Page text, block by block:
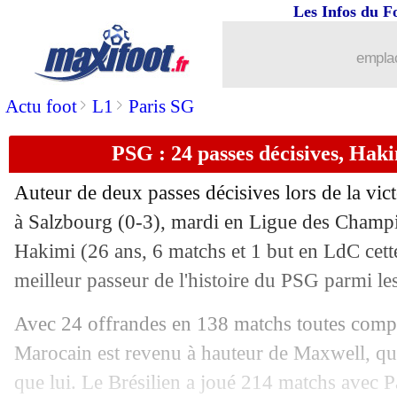
Actu foot> L1 > Paris SG
Les Infos du
PSG : 24 passes décisives,
Auteur de deux passes décisives lors de la
à Salzbourg (0-3), mardi en Ligue des
Hakimi (26 ans, 6 matchs et 1 but en LdC
meilleur passeur de l'histoire du PSG parmi
Avec 24 offrandes en 138 matchs toutes
Marocain est revenu à hauteur de Maxwell,
que lui. Le Brésilien a joué 214 matchs avec
Lyon: Cherki ne pense qu'à prendre
11/12 CdM: les pays hôtes de 2030 et 2034
11/12 Real: Leverkusen refroidi par Güler
11/12 LdC (U19) : Monaco battu mais
11/12 LdC (U19) : le nul de Lille élimine le
11/12 Chelsea: Estevão n'a pas peur de la
Arsenal : Arteta ouvre la porte à des